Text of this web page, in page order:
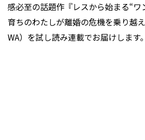
感必至の話題作『レスから始まる“
育ちのわたしが離婚の危機を乗り越
WA）を試し読み連載でお届けします。